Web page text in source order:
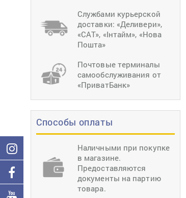
Службами курьерской
доставки: «Деливери»,
«САТ», «Інтайм», «Нова
Пошта»
Почтовые терминалы
самообслуживания от
«ПриватБанк»
Способы оплаты
Наличными при покупке
в магазине.
Предоставляются
документы на партию
товара.